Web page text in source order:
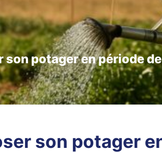
son potager en période
son potager